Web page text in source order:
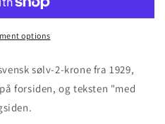
options
sølv-2-krone fra 1929,
forsiden, og teksten "med